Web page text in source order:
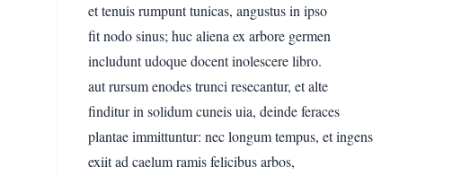
et tenuis rumpunt tunicas, angustus in ipso
fit nodo sinus; huc aliena ex arbore germen
includunt udoque docent inolescere libro.
aut rursum enodes trunci resecantur, et alte
finditur in solidum cuneis uia, deinde feraces
plantae immittuntur: nec longum tempus, et ingens
exiit ad caelum ramis felicibus arbos,